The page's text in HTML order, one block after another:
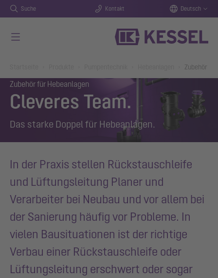
Suche Kontakt Deutsch
Zubehör
Zubehör für Hebeanlagen
Cleveres Team.
Das starke Doppel für Hebeanlagen.
In der Praxis stellen Rückstauschleife
und Lüftungsleitung Planer und
Verarbeiter bei Neubau und vor allem bei
der Sanierung häufig vor Probleme. In
vielen Bausituationen ist der richtige
Verbau einer Rückstauschleife oder
Lüftungsleitung erschwert oder sogar